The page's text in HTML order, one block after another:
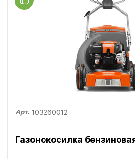
Арт. 103260012
Газонокосилка